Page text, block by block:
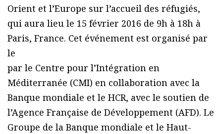
Orient et l’Europe sur l’accueil des réfugiés,
qui aura lieu le 15 février 2016 de 9h à 18h à
Paris, France. Cet événement est organisé par
le
par le Centre pour l’Intégration en
Méditerranée (CMI) en collaboration avec la
Banque mondiale et le HCR, avec le soutien de
l’Agence Française de Développement (AFD). Le
Groupe de la Banque mondiale et le Haut-